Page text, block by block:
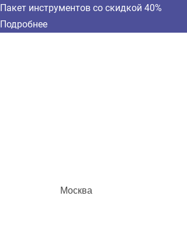
Пакет инструментов со скидкой 40%
Подробнее
Москва